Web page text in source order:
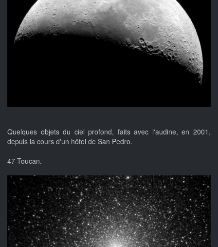
Quelques objets du ciel profond, faits avec l'audine, en 2001,
depuis la cours d'un hôtel de San Pedro.
47 Toucan.